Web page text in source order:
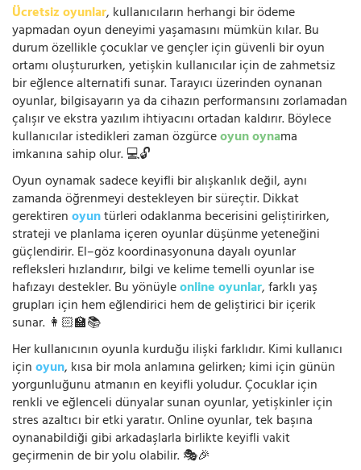
Ücretsiz oyunlar, kullanıcıların herhangi bir ödeme
yapmadan oyun deneyimi yaşamasını mümkün kılar. Bu
durum özellikle çocuklar ve gençler için güvenli bir oyun
ortamı oluştururken, yetişkin kullanıcılar için de zahmetsiz
bir eğlence alternatifi sunar. Tarayıcı üzerinden oynanan
oyunlar, bilgisayarın ya da cihazın performansını zorlamadan
çalışır ve ekstra yazılım ihtiyacını ortadan kaldırır. Böylece
kullanıcılar istedikleri zaman özgürceoyun oynama
imkanına sahip olur. 💻🔓
Oyun oynamak sadece keyifli bir alışkanlık değil, aynı
zamanda öğrenmeyi destekleyen bir süreçtir. Dikkat
gerektirenoyuntürleri odaklanma becerisini geliştirirken,
strateji ve planlama içeren oyunlar düşünme yeteneğini
güçlendirir. El–göz koordinasyonuna dayalı oyunlar
refleksleri hızlandırır, bilgi ve kelime temelli oyunlar ise
hafızayı destekler. Bu yönüyleonline oyunlar, farklı yaş
grupları için hem eğlendirici hem de geliştirici bir içerik
sunar. 👩🏻‍🏫📚
Her kullanıcının oyunla kurduğu ilişki farklıdır. Kimi kullanıcı
içinoyun, kısa bir mola anlamına gelirken; kimi için günün
yorgunluğunu atmanın en keyifli yoludur. Çocuklar için
renkli ve eğlenceli dünyalar sunan oyunlar, yetişkinler için
stres azaltıcı bir etki yaratır. Online oyunlar, tek başına
oynanabildiği gibi arkadaşlarla birlikte keyifli vakit
geçirmenin de bir yolu olabilir. 🎭🎉